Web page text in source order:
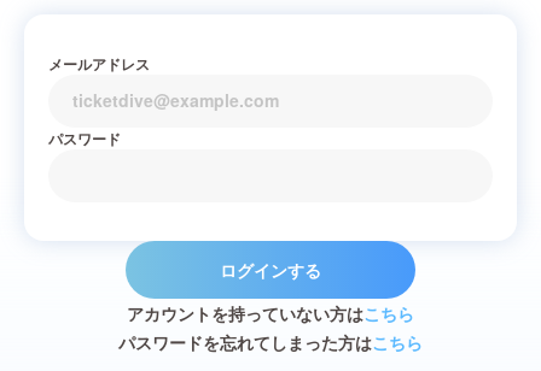
メールアドレス
パスワード
ログインする
アカウントを持っていない方はこちら
パスワードを忘れてしまった方はこちら